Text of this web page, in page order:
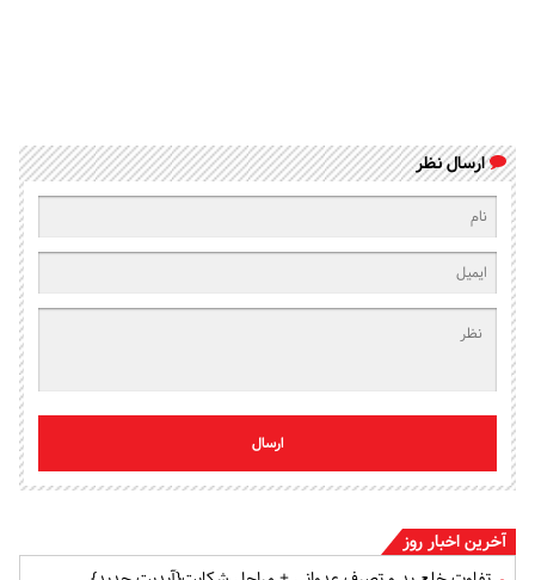
ارسال نظر
ارسال
آخرین اخبار روز